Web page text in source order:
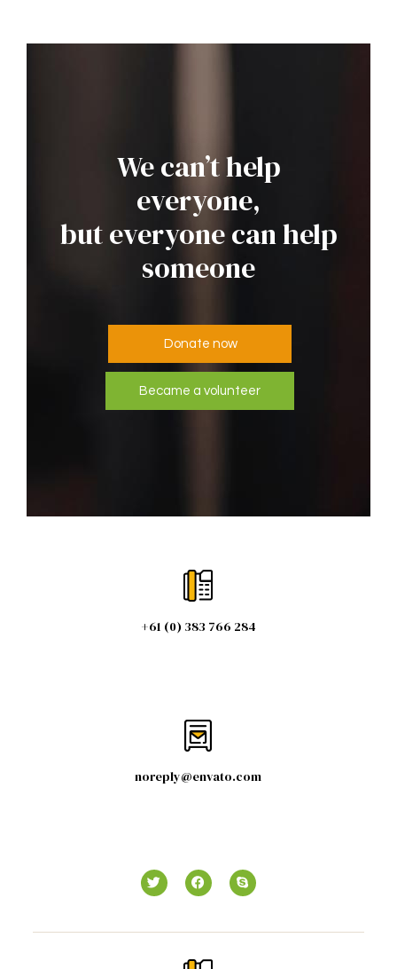
We can’t help
everyone,
but everyone can help
someone
Donate now
Became a volunteer
+61 (0) 383 766 284
noreply@envato.com